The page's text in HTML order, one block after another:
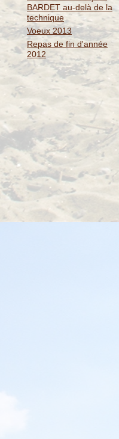
BARDET au-delà de la
technique
Voeux 2013
Repas de fin d'année
2012